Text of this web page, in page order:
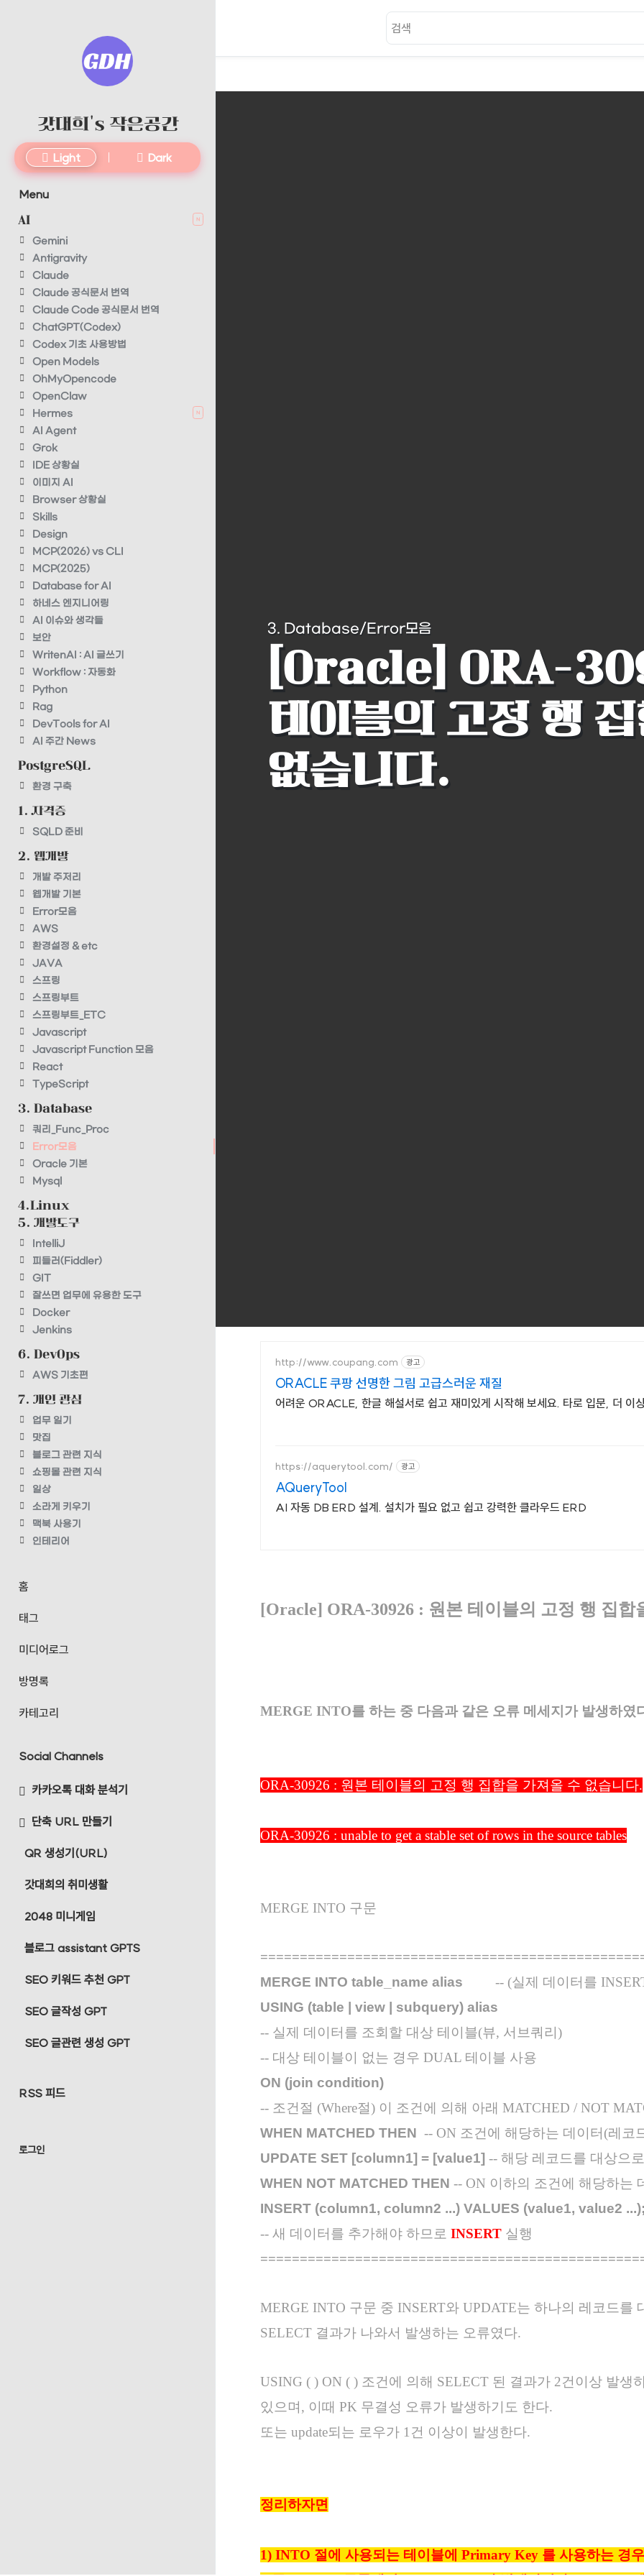
갓대희's 작은공간
Light Dark
Menu
AI N
Gemini
Antigravity
Claude
Claude 공식문서 번역
Claude Code 공식문서 번역
ChatGPT(Codex)
Codex 기초 사용방법
Open Models
OhMyOpencode
OpenClaw
Hermes
N
AI Agent
Grok
IDE 상황실
이미지 AI
Browser 상황실
Skills
Design
MCP(2026) vs CLI
MCP(2025)
Database for AI
하네스 엔지니어링
AI 이슈와 생각들
보안
WritenAI : AI 글쓰기
Workflow : 자동화
Python
Rag
DevTools for AI
AI 주간 News
PostgreSQL
환경 구축
1. 자격증
SQLD 준비
2. 웹개발
개발 주저리
웹개발 기본
Error모음
AWS
환경설정 & etc
JAVA
스프링
스프링부트
스프링부트_ETC
Javascript
Javascript Function 모음
React
TypeScript
3. Database
쿼리_Func_Proc
Error모음
Oracle 기본
Mysql
4.Linux
5. 개발도구
IntelliJ
피들러(Fiddler)
GIT
잘쓰면 업무에 유용한 도구
Docker
Jenkins
6. DevOps
AWS 기초편
7. 개인 관심
업무 일기
맛집
블로그 관련 지식
쇼핑몰 관련 지식
일상
소라게 키우기
맥북 사용기
인테리어
홈
태그
미디어로그
방명록
카테고리
Social Channels
카카오톡 대화 분석기
단축 URL 만들기
QR 생성기(URL)
갓대희의 취미생활
2048 미니게임
블로그 assistant GPTS
SEO 키워드 추천 GPT
SEO 글작성 GPT
SEO 글관련 생성 GPT
RSS 피드
로그인
3. Database/Error모음
[Oracle] ORA-
테이블의 고정 행
없습니다.
http://www.coupang.com 광고
ORACLE 쿠팡 선명한 그림 고급스러운 재질
어려운 ORACLE, 한글 해설서로 쉽고 재미있게 시작해 보세요. 타로 입문, 더 이
https://aquerytool.com/ 광고
AQueryTool
AI 자동 DB ERD 설계. 설치가 필요 없고 쉽고 강력한 클라우드 ERD
[Oracle] ORA-30926 : 원본 테이블의 고정 행 집합
MERGE INTO를 하는 중 다음과 같은 오류 메세지가 발생하였
ORA-30926 : 원본 테이블의 고정 행 집합을 가져올 수 없습니다.
ORA-30926 : unable to get a stable set of rows in the source tables
MERGE INTO 구문
MERGE INTO table_name alias -- (실제 데이터를 INSERT
USING (table | view | subquery) alias
-- 실제 데이터를 조회할 대상 테이블(뷰, 서브쿼리)
-- 대상 테이블이 없는 경우 DUAL 테이블 사용
ON (join condition)
-- 조건절 (Where절) 이 조건에 의해 아래 MATCHED / NOT
WHEN MATCHED THEN -- ON 조건에 해당하는 데이터(레코
UPDATE SET [column1] = [value1] -- 해당 레코드를 대상으
WHEN NOT MATCHED THEN -- ON 이하의 조건에 해당하는
INSERT (column1, column2 ...) VALUES (value1, value2
-- 새 데이터를 추가해야 하므로 INSERT 실행
MERGE INTO 구문 중 INSERT와 UPDATE는 하나의 레코드를
SELECT 결과가 나와서 발생하는 오류였다.
USING ( ) ON ( ) 조건에 의해 SELECT 된 결과가 2건이상 발
있으며, 이때 PK 무결성 오류가 발생하기도 한다.
또는 update되는 로우가 1건 이상이 발생한다.
정리하자면
1) INTO 절에 사용되는 테이블에 Primary Key 를 사용하는